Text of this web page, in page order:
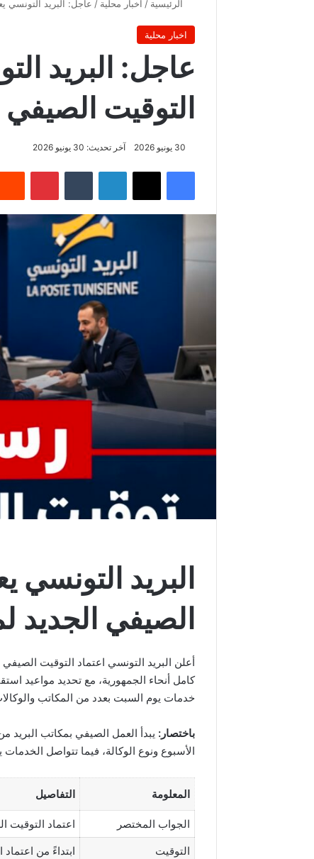
الرئيسية / اخبار محلية / عاجل: البريد التونسي
اخبار محلية
عاجل: البريد
التوقيت الصيفي
30 يونيو 2026 آخر تحديث: 30 يونيو 2026
فيسبوك لينكدإن بينتيريست
البريد التونسي
الصيفي الجديد
أعلن البريد التونسي اعتماد التوقيت
كامل أنحاء الجمهورية، مع تحديد مواعيد
خدمات يوم السبت بعدد من المكاتب
باختصار:
الأسبوع ونوع الوكالة، فيما تتواصل
المعلومة التفاصيل
الجواب المختصر
اعتماد التوقيت
التوقيت
ابتداءً من